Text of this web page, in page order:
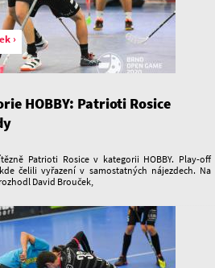
›
HOBBY: Patrioti Rosice
Patrioti Rosice v kategorii HOBBY. Play-off
čelili vyřazení v samostatných nájezdech. Na
David Brouček,